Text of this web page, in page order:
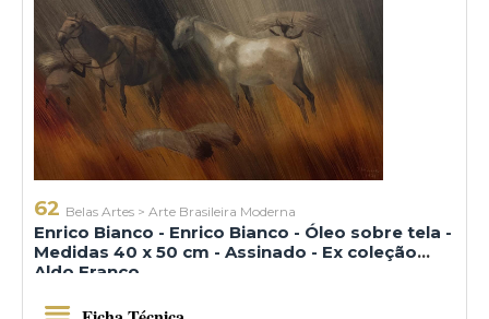
62 Belas Artes > Arte Brasileira Moderna
Enrico Bianco - Enrico Bianco - Óleo sobre tela -
Medidas 40 x 50 cm - Assinado - Ex coleção
Aldo Franco